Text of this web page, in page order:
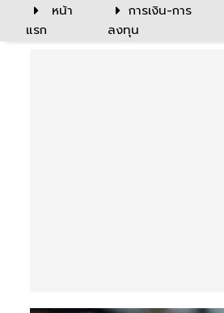
หน้า
แรก
การเงิน-การ
ลงทุน